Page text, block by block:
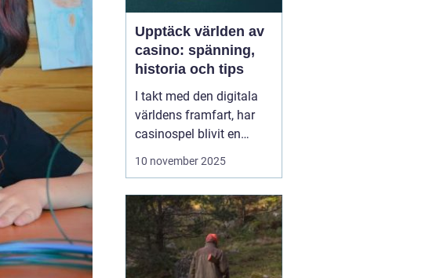
Upptäck världen av
casino: spänning,
historia och tips
I takt med den digitala
världens framfart, har
casinospel blivit en
omåttligt populär form
ha besökt stora och
luxuösa casinon i städer
som Las Vegas o...
10 november 2025